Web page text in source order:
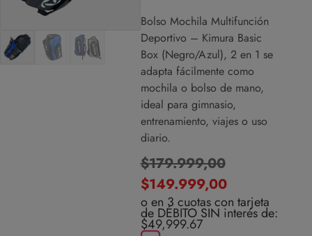
Bolso Mochila Multifunción
Deportivo – Kimura Basic
Box (Negro/Azul), 2 en 1 se
adapta fácilmente como
mochila o bolso de mano,
ideal para gimnasio,
entrenamiento, viajes o uso
diario.
$179.999,00
$149.999,00
o en 3 cuotas con tarjeta
de DÉBITO SIN interés de:
$49,999.67